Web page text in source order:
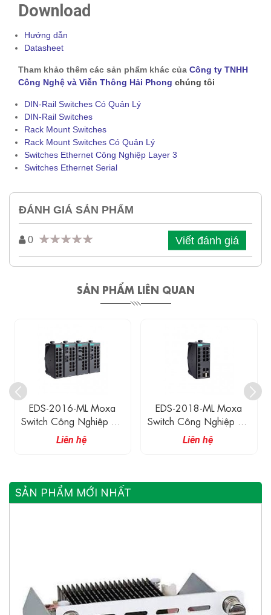
Download
Hướng dẫn
Datasheet
Tham khảo thêm các sản phẩm khác của Công ty TNHH
Công Nghệ và Viễn Thông Hải Phong chúng tôi
DIN-Rail Switches Có Quản Lý
DIN-Rail Switches
Rack Mount Switches
Rack Mount Switches Có Quản Lý
Switches Ethernet Công Nghiệp Layer 3
Switches Ethernet Serial
ĐÁNH GIÁ SẢN PHẨM
0 Viết đánh giá
SẢN PHẨM LIÊN QUAN
EDS-2016-ML Moxa
Switch Công Nghiệp 16
Cổng 10/100M
Liên hệ
EDS-2018-ML Moxa
Switch Công Nghiệp 16
Cổng 10/100M
Liên hệ
SẢN PHẨM MỚI NHẤT